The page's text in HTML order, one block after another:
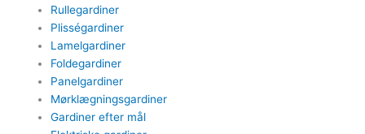
Rullegardiner
Plisségardiner​
Lamelgardiner​
Foldegardiner
Panelgardiner​
Mørklægningsgardiner
Gardiner efter mål​